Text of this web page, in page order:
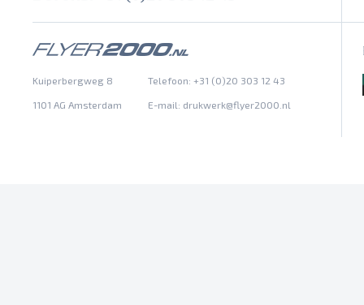
Kuiperbergweg 8 Telefoon: +31 (0)20 303 12 43
1101 AG Amsterdam E-mail: drukwerk@flyer2000.nl